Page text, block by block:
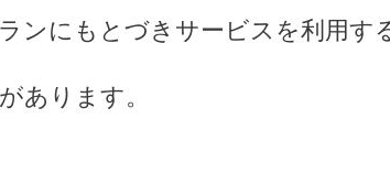
ンにもとづきサービスを利用す
あります。